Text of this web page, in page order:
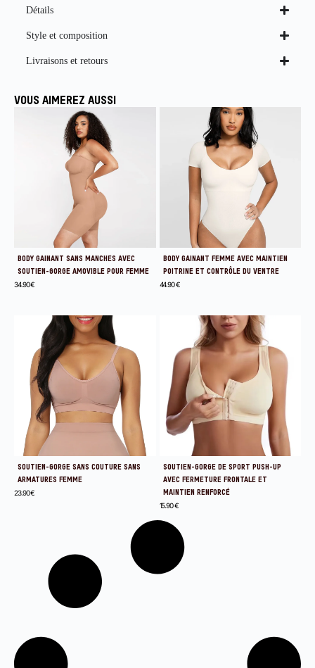
Détails
Style et composition
Livraisons et retours
VOUS AIMEREZ AUSSI
BODY GAINANT SANS MANCHES AVEC
SOUTIEN-GORGE AMOVIBLE POUR FEMME
34.90€
BODY GAINANT FEMME AVEC MAINTIEN
POITRINE ET CONTRÔLE DU VENTRE
44.90€
SOUTIEN-GORGE SANS COUTURE SANS
ARMATURES FEMME
23.90€
SOUTIEN-GORGE DE SPORT PUSH-UP
AVEC FERMETURE FRONTALE ET
MAINTIEN RENFORCÉ
15.90€